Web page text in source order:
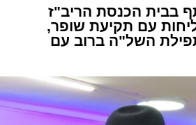
בבית הכנסת הריב"ז
עם תקיעת שופר,
השל"ה ברוב עם